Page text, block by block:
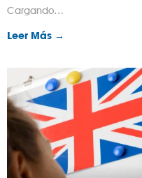
Cargando…
Leer Más →